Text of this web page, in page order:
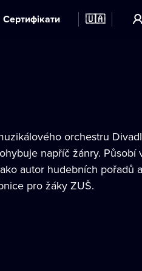
Cертифікати 🇺🇦
orchestru
napříč žánry. Působí
autor hudebních pořadů
pro žáky ZUŠ.